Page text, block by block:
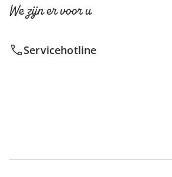
We zijn er voor u
Servicehotline